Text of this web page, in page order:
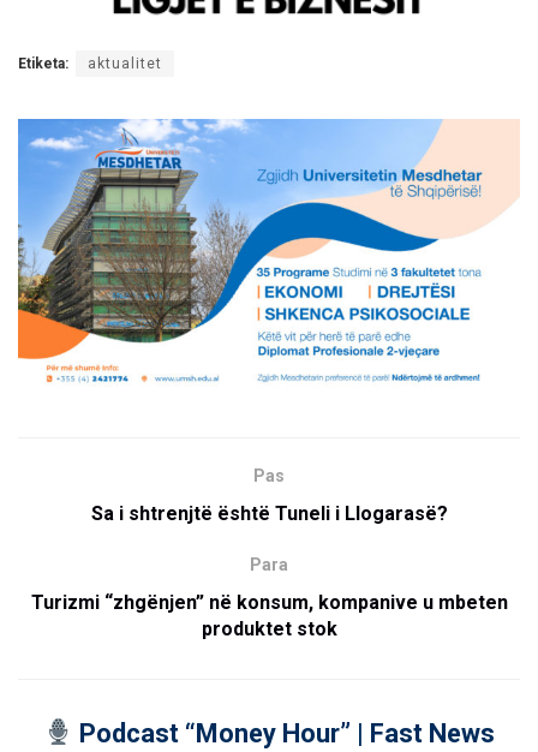
Etiketa: aktualitet
Pas
Sa i shtrenjtë është Tuneli i Llogarasë?
Para
Turizmi “zhgënjen” në konsum, kompanive u mbeten
produktet stok
Podcast “Money Hour” | Fast News